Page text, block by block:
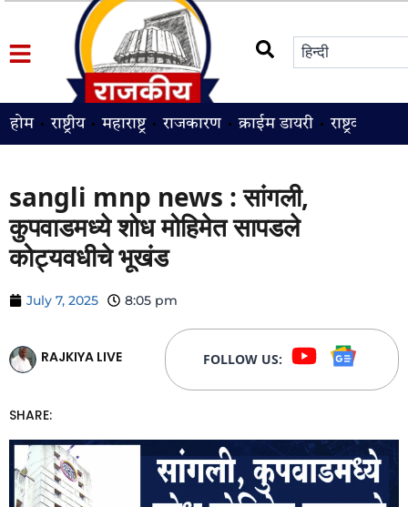
होम राष्ट्रीय महाराष्ट्र राजकारण क्राईम डायरी राष्ट्रवादी
sangli mnp news : सांगली,
कुपवाडमध्ये शोध मोहिमेत सापडले
कोट्यवधीचे भूखंड
July 7, 2025 8:05 pm
RAJKIYA LIVE FOLLOW US:
SHARE: